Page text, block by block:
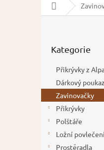
Domů
n
kategorie
Kategorie
Přikrývky z
Dárkový poukaz
Zavinovačky
Přikrývky
Polštáře
Ložní povlečení
Prostěradla